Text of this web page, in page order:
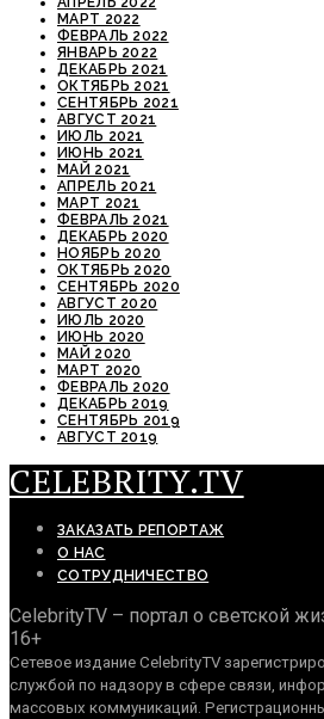
МАРТ 2022
ФЕВРАЛЬ 2022
ЯНВАРЬ 2022
ДЕКАБРЬ 2021
ОКТЯБРЬ 2021
СЕНТЯБРЬ 2021
АВГУСТ 2021
ИЮЛЬ 2021
ИЮНЬ 2021
МАЙ 2021
АПРЕЛЬ 2021
МАРТ 2021
ФЕВРАЛЬ 2021
ДЕКАБРЬ 2020
НОЯБРЬ 2020
ОКТЯБРЬ 2020
СЕНТЯБРЬ 2020
АВГУСТ 2020
ИЮЛЬ 2020
ИЮНЬ 2020
МАЙ 2020
МАРТ 2020
ФЕВРАЛЬ 2020
ДЕКАБРЬ 2019
СЕНТЯБРЬ 2019
АВГУСТ 2019
CELEBRITY.TV
ЗАКАЗАТЬ РЕПОРТАЖ
О НАС
СОТРУДНИЧЕСТВО
CelebrityTV – портал о светской
16+
Сетевое издание CelebrityTV
службой по надзору в сфере связи,
массовых коммуникаций.